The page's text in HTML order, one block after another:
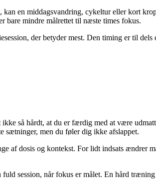
en middagsvandring, cykeltur eller kort
bare mindre målrettet til næste times fokus.
der betyder mest. Den timing er til
så hårdt, at du er færdig med at være
sætninger, men du føler dig ikke afslappet.
dosis og kontekst. For lidt indsats ændrer
session, når fokus er målet. En hård